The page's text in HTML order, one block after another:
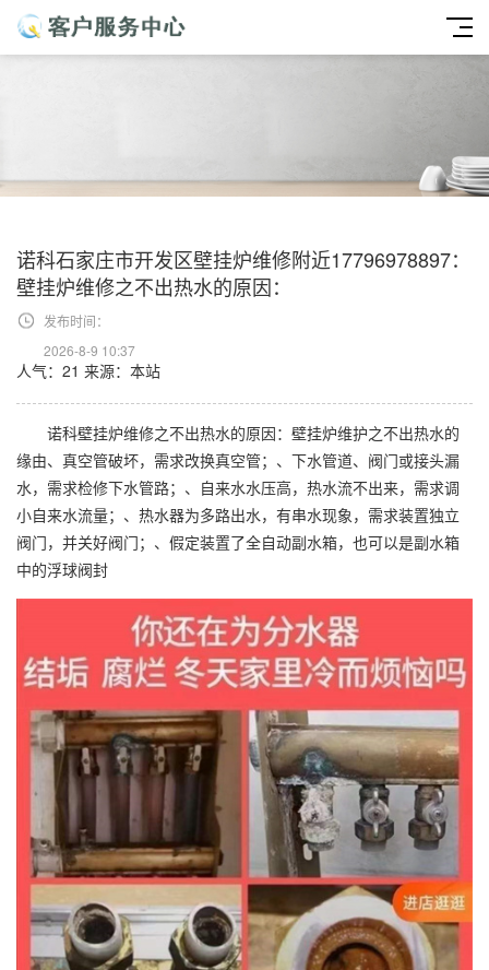
诺科石家庄市开发区壁挂炉维修附近17796978897：
壁挂炉维修之不出热水的原因：
发布时间：
2026-8-9 10:37
人气：21 来源：本站
诺科壁挂炉维修之不出热水的原因：壁挂炉维护之不出热水的
缘由、真空管破坏，需求改换真空管；、下水管道、阀门或接头漏
水，需求检修下水管路；、自来水水压高，热水流不出来，需求调
小自来水流量；、热水器为多路出水，有串水现象，需求装置独立
阀门，并关好阀门；、假定装置了全自动副水箱，也可以是副水箱
中的浮球阀封